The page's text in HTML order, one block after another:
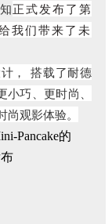
正式发布了第
我们带来了未
，
搭载了耐德
巧、更时尚、
尚观影体验。